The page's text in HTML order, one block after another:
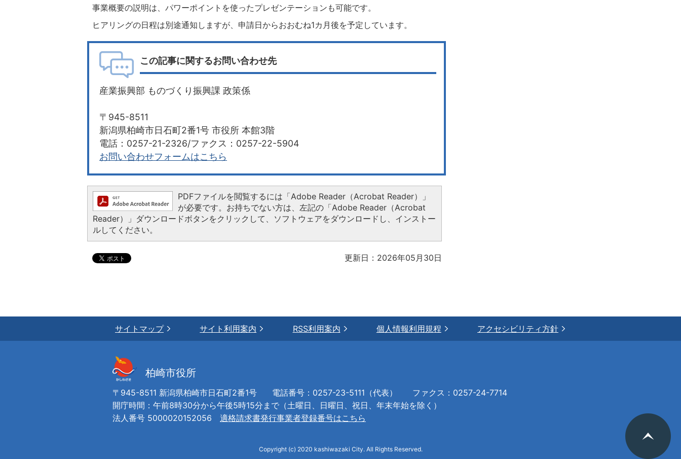
事業概要の説明は、パワーポイントを使ったプレゼンテーションも可能です。
ヒアリングの日程は別途通知しますが、申請日からおおむね1カ月後を予定しています。
この記事に関するお問い合わせ先
産業振興部 ものづくり振興課 政策係
〒945-8511
新潟県柏崎市日石町2番1号 市役所 本館3階
電話：0257-21-2326/ファクス：0257-22-5904
お問い合わせフォームはこちら
PDFファイルを閲覧するには「Adobe Reader（Acrobat Reader）」
が必要です。お持ちでない方は、左記の「Adobe Reader（Acrobat
Reader）」ダウンロードボタンをクリックして、ソフトウェアをダウンロードし、インストー
ルしてください。
更新日：2026年05月30日
サイトマップ サイト利用案内 RSS利用案内 個人情報利用規程 アクセシビリティ方針
柏崎市役所
〒945-8511 新潟県柏崎市日石町2番1号 電話番号：0257-23-5111（代表）
ファクス：0257-24-7714
開庁時間：午前8時30分から午後5時15分まで（土曜日、日曜日、祝日、年末年始を除く）
法人番号 5000020152056 適格請求書発行事業者登録番号はこちら
Copyright (c) 2020 kashiwazaki City. All Rights Reserved.